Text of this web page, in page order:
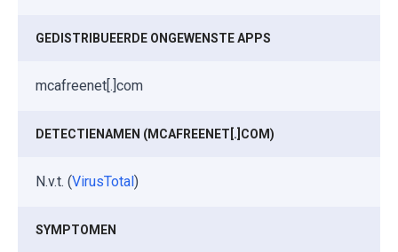
GEDISTRIBUEERDE ONGEWENSTE APPS
mcafreenet[.]com
DETECTIENAMEN (MCAFREENET[.]COM)
N.v.t. (VirusTotal )
SYMPTOMEN